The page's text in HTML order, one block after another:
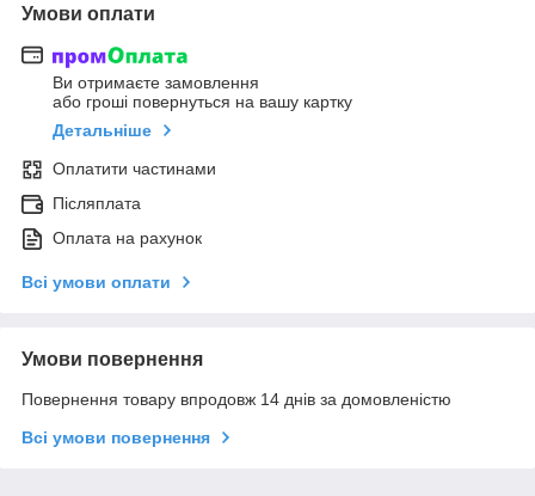
Умови оплати
Ви отримаєте замовлення
або гроші повернуться на вашу картку
Детальніше
Оплатити частинами
Післяплата
Оплата на рахунок
Всі умови оплати
Умови повернення
Повернення товару впродовж 14 днів за домовленістю
Всі умови повернення